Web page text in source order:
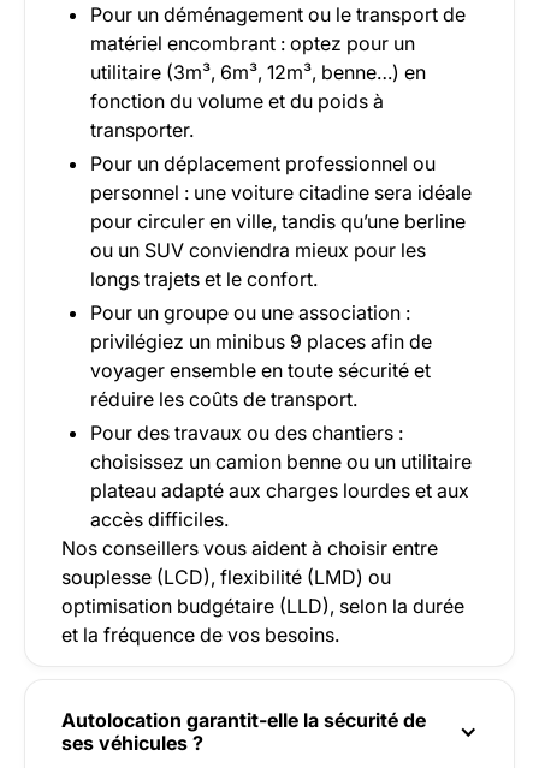
Pour un déménagement ou le transport de
matériel encombrant : optez pour un
utilitaire (3m³, 6m³, 12m³, benne…) en
fonction du volume et du poids à
transporter.
Pour un déplacement professionnel ou
personnel : une voiture citadine sera idéale
pour circuler en ville, tandis qu’une berline
ou un SUV conviendra mieux pour les
longs trajets et le confort.
Pour un groupe ou une association :
privilégiez un minibus 9 places afin de
voyager ensemble en toute sécurité et
réduire les coûts de transport.
Pour des travaux ou des chantiers :
choisissez un camion benne ou un utilitaire
plateau adapté aux charges lourdes et aux
accès difficiles.
Nos conseillers vous aident à choisir entre
souplesse (LCD), flexibilité (LMD) ou
optimisation budgétaire (LLD), selon la durée
et la fréquence de vos besoins.
Autolocation garantit-elle la sécurité de
ses véhicules ?